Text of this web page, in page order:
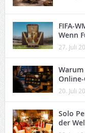
FIFA-
Wenn
27. Juli
20. Juli
Solo
der